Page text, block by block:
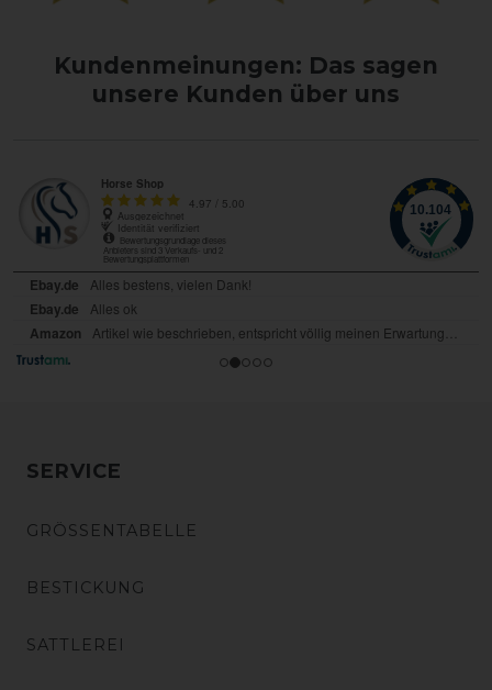
Kundenmeinungen: Das sagen
unsere Kunden über uns
SERVICE
GRÖSSENTABELLE
BESTICKUNG
SATTLEREI